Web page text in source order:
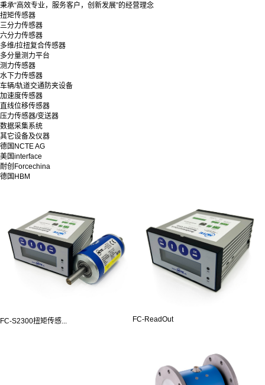
秉承“高效专业，服务客户，创新发展”的经营理念
扭矩传感器
三分力传感器
六分力传感器
多维/拉扭复合传感器
多分量测力平台
测力传感器
水下力传感器
车辆/轨道交通防夹设备
加速度传感器
直线位移传感器
压力传感器/变送器
数据采集系统
其它设备及仪器
德国NCTE AG
美国interface
耐创Forcechina
德国HBM
FC-S2300扭矩传感... FC-ReadOut